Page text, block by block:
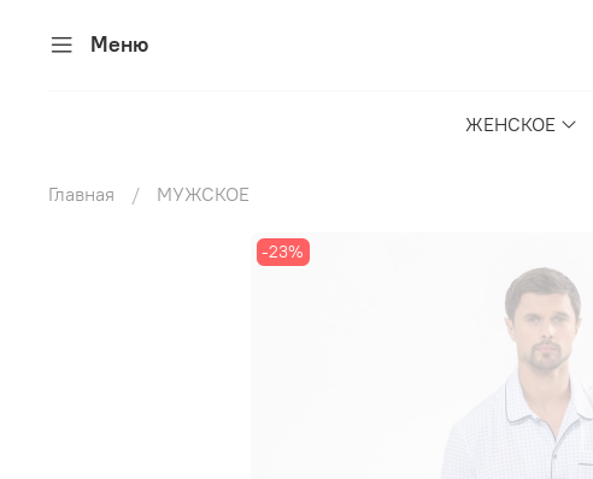
Меню
ЖЕНСКОЕ
Главная МУЖСКОЕ
-23%